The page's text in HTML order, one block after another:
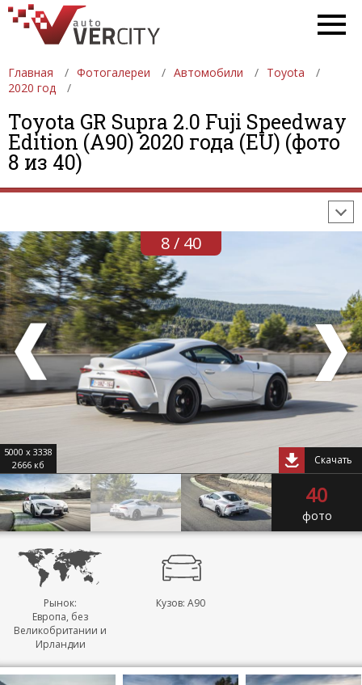
Главная Фотогалереи Автомобили
Toyota
2020 год
Toyota GR Supra 2.0 Fuji Speedway
Edition (A90) 2020 года (EU) (фото
8 из 40)
ФОТОГАЛЕРЕИ АВТОМОБИЛИ
ДЕВУШКИ
АВТОСАЛОНЫ
8 / 40
5000 x 3338
2666 кб
Скачать
40
фото
Рынок:
Европа, без
Великобритании и
Ирландии
Кузов: A90